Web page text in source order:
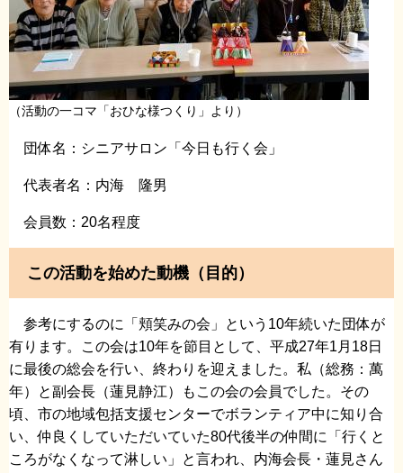
（活動の一コマ「おひな様つくり」より）
団体名：シニアサロン「今日も行く会」
代表者名：内海 隆男
会員数：20名程度
この活動を始めた動機（目的）
参考にするのに「頬笑みの会」という10年続いた団体が
有ります。この会は10年を節目として、平成27年1月18日
に最後の総会を行い、終わりを迎えました。私（総務：萬
年）と副会長（蓮見静江）もこの会の会員でした。その
頃、市の地域包括支援センターでボランティア中に知り合
い、仲良くしていただいていた80代後半の仲間に「行くと
ころがなくなって淋しい」と言われ、内海会長・蓮見さん